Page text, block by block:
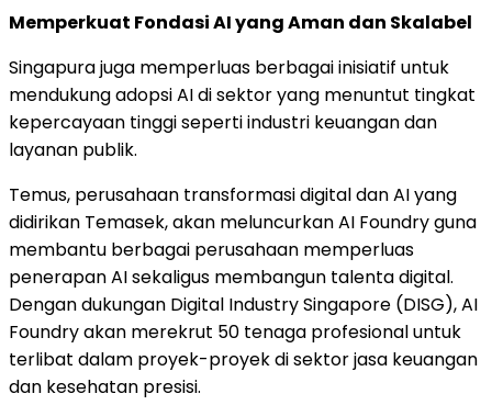
Memperkuat Fondasi AI yang Aman dan Skalabel
Singapura juga memperluas berbagai inisiatif untuk
mendukung adopsi AI di sektor yang menuntut tingkat
kepercayaan tinggi seperti industri keuangan dan
layanan publik.
Temus, perusahaan transformasi digital dan AI yang
didirikan Temasek, akan meluncurkan AI Foundry guna
membantu berbagai perusahaan memperluas
penerapan AI sekaligus membangun talenta digital.
Dengan dukungan Digital Industry Singapore (DISG), AI
Foundry akan merekrut 50 tenaga profesional untuk
terlibat dalam proyek-proyek di sektor jasa keuangan
dan kesehatan presisi.